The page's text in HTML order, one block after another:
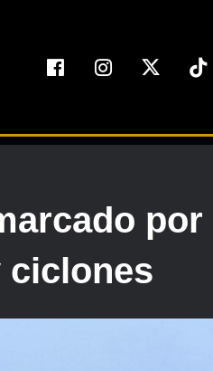
ciclones